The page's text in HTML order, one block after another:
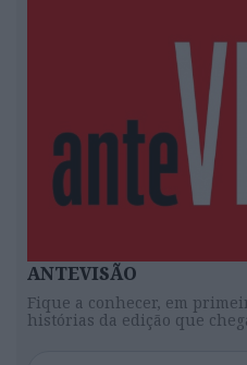
ANTEVISÃO
Fique a conhecer, em
histórias da edição que